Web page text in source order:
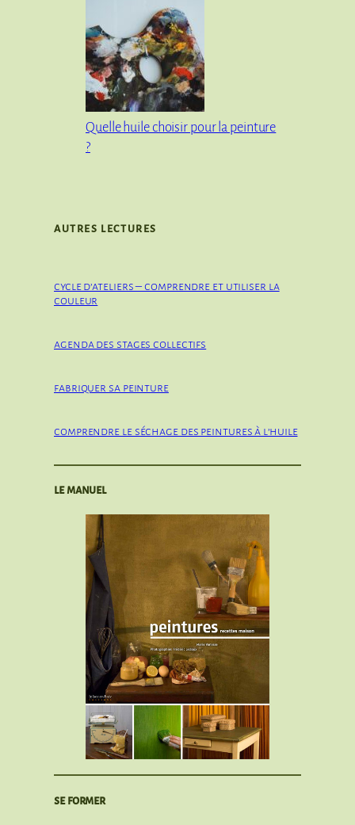
Quelle huile choisir pour la peinture
?
AUTRES LECTURES
cycle d’ateliers – comprendre et utiliser la
couleur
agenda des stages collectifs
fabriquer sa peinture
comprendre le séchage des peintures à l’huile
le manuel
se former